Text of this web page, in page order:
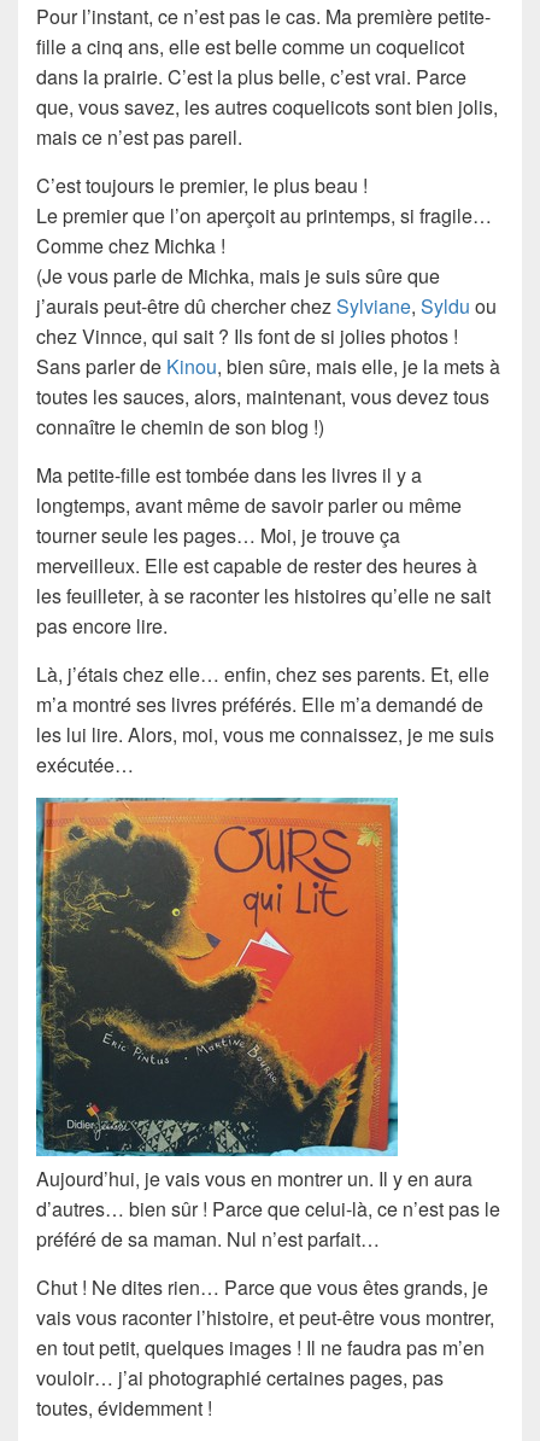
Pour l’instant, ce n’est pas le cas. Ma première petite-
fille a cinq ans, elle est belle comme un coquelicot
dans la prairie. C’est la plus belle, c’est vrai. Parce
que, vous savez, les autres coquelicots sont bien jolis,
mais ce n’est pas pareil.
C’est toujours le premier, le plus beau !
Le premier que l’on aperçoit au printemps, si fragile…
Comme chez Michka !
(Je vous parle de Michka, mais je suis sûre que
j’aurais peut-être dû chercher chez Sylviane, Syldu ou
chez Vinnce, qui sait ? Ils font de si jolies photos !
Sans parler de Kinou, bien sûre, mais elle, je la mets à
toutes les sauces, alors, maintenant, vous devez tous
connaître le chemin de son blog !)
Ma petite-fille est tombée dans les livres il y a
longtemps, avant même de savoir parler ou même
tourner seule les pages… Moi, je trouve ça
merveilleux. Elle est capable de resterdes heuresà
les feuilleter, à se raconter les histoiresqu’elle ne sait
pas encore lire.
Là, j’étais chez elle… enfin, chez ses parents. Et, elle
m’a montré ses livres préférés. Elle m’a demandé de
les lui lire. Alors, moi, vous me connaissez, je me suis
exécutée…
Aujourd’hui, je vais vous en montrer un. Il y en aura
d’autres… bien sûr ! Parce que celui-là, ce n’est pas le
préféréde sa maman. Nul n’est parfait…
Chut ! Ne dites rien… Parce que vous êtesgrands, je
vais vous raconter l’histoire, et peut-être vous montrer,
en tout petit, quelques images ! Il ne faudra pas m’en
vouloir… j’ai photographiécertaines pages, pas
toutes, évidemment !